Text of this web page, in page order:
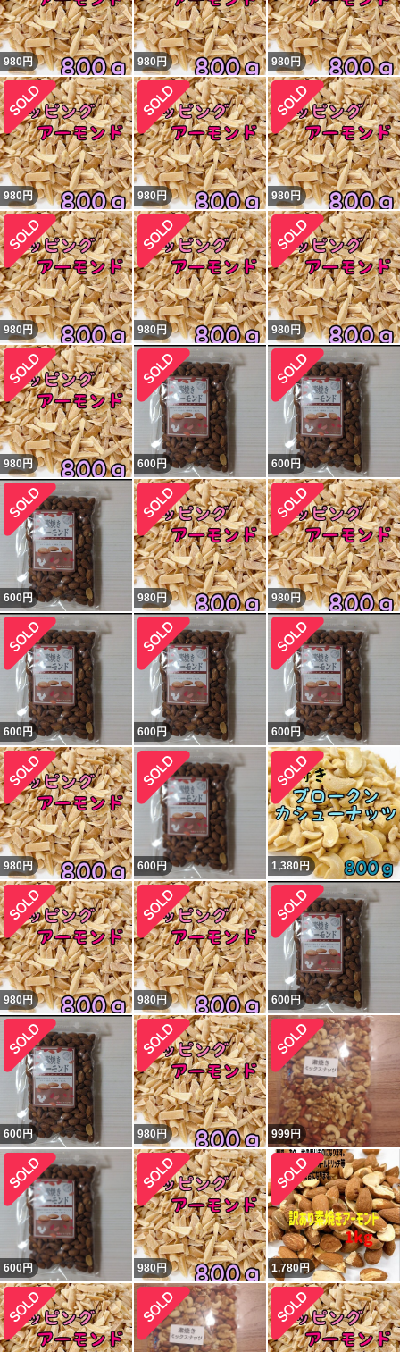
980円 980円 980円
980円 980円 980円
980円 980円 980円
980円 600円 600円
600円 980円 980円
600円 600円 600円
980円 600円 1,380円
980円 980円 600円
600円 980円 999円
600円 980円 1,780円